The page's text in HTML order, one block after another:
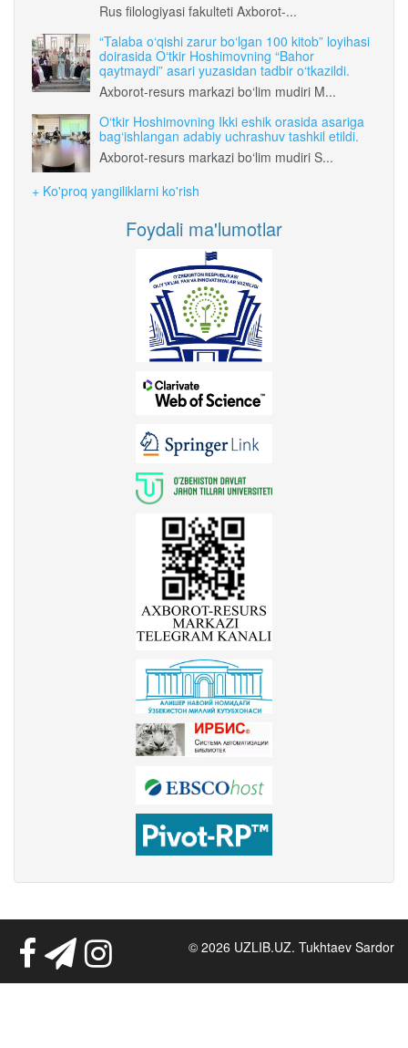
Rus filologiyasi fakulteti Axborot-...
“Talaba o‘qishi zarur bo‘lgan 100 kitob” loyihasi
doirasida O‘tkir Hoshimovning “Bahor
qaytmaydi” asari yuzasidan tadbir o‘tkazildi.
Axborot-resurs markazi bo‘lim mudiri M...
O‘tkir Hoshimovning Ikki eshik orasida asariga
bag‘ishlangan adabiy uchrashuv tashkil etildi.
Axborot-resurs markazi bo‘lim mudiri S...
+ Ko'proq yangiliklarni ko'rish
Foydali ma'lumotlar
© 2026 UZLIB.UZ. Tukhtaev Sardor